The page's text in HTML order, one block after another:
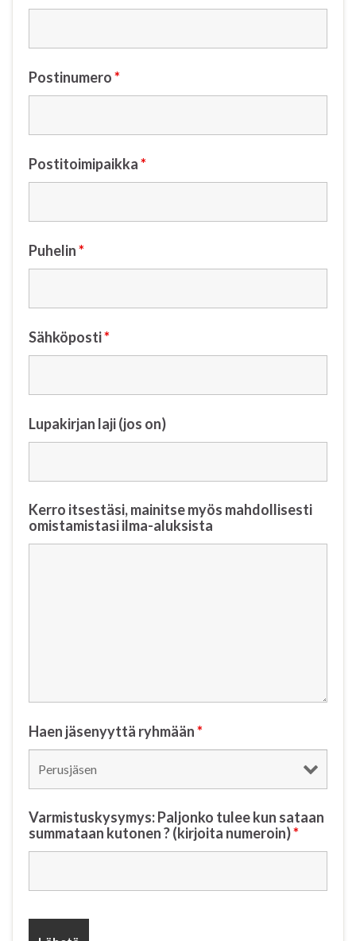
Postinumero*
Postitoimipaikka*
Puhelin*
Sähköposti*
Lupakirjan laji (jos on)
Kerro itsestäsi, mainitse myös mahdollisesti
omistamistasi ilma-aluksista
Haen jäsenyyttä ryhmään*
Varmistuskysymys: Paljonko tulee kun sataan
summataan kutonen ? (kirjoita numeroin)*